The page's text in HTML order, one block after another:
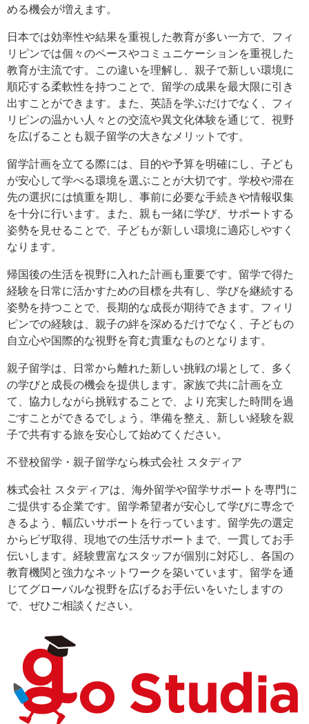
める機会が増えます。
日本では効率性や結果を重視した教育が多い一方で、フィ
リピンでは個々のペースやコミュニケーションを重視した
教育が主流です。この違いを理解し、親子で新しい環境に
順応する柔軟性を持つことで、留学の成果を最大限に引き
出すことができます。また、英語を学ぶだけでなく、フィ
リピンの温かい人々との交流や異文化体験を通じて、視野
を広げることも親子留学の大きなメリットです。
留学計画を立てる際には、目的や予算を明確にし、子ども
が安心して学べる環境を選ぶことが大切です。学校や滞在
先の選択には慎重を期し、事前に必要な手続きや情報収集
を十分に行います。また、親も一緒に学び、サポートする
姿勢を見せることで、子どもが新しい環境に適応しやすく
なります。
帰国後の生活を視野に入れた計画も重要です。留学で得た
経験を日常に活かすための目標を共有し、学びを継続する
姿勢を持つことで、長期的な成長が期待できます。フィリ
ピンでの経験は、親子の絆を深めるだけでなく、子どもの
自立心や国際的な視野を育む貴重なものとなります。
親子留学は、日常から離れた新しい挑戦の場として、多く
の学びと成長の機会を提供します。家族で共に計画を立
て、協力しながら挑戦することで、より充実した時間を過
ごすことができるでしょう。準備を整え、新しい経験を親
子で共有する旅を安心して始めてください。
不登校留学・親子留学なら株式会社 スタディア
株式会社 スタディアは、海外留学や留学サポートを専門に
ご提供する企業です。留学希望者が安心して学びに専念で
きるよう、幅広いサポートを行っています。留学先の選定
からビザ取得、現地での生活サポートまで、一貫してお手
伝いします。経験豊富なスタッフが個別に対応し、各国の
教育機関と強力なネットワークを築いています。留学を通
じてグローバルな視野を広げるお手伝いをいたしますの
で、ぜひご相談ください。